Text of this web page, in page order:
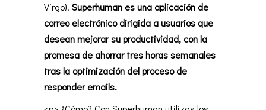
Virgo). Superhuman es una aplicación de
correo electrónico dirigida a usuarios que
desean mejorar su productividad, con la
promesa de ahorrar tres horas semanales
tras la optimización del proceso de
responder emails.